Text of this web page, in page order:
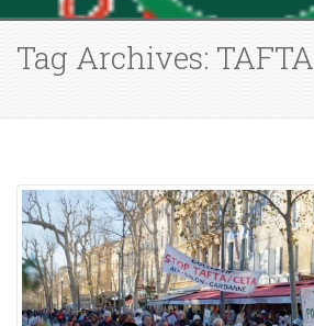
Tag Archives: TAFTA